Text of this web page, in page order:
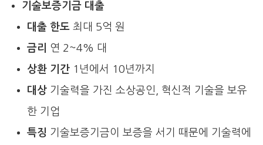
기술보증기금 대출
대출 한도최대 5억 원
금리
연 2~4% 대
상환 기간1년에서 10년까지
대상기술력을 가진 소상공인, 혁신적 기술을 보유
한 기업
특징 기술보증기금이 보증을 서기 때문에 기술력에